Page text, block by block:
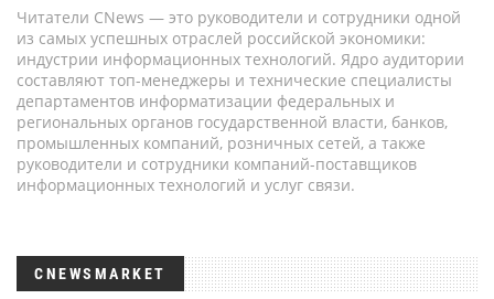
Читатели CNews — это руководители и сотрудники одной
из самых успешных отраслей российской экономики:
индустрии информационных технологий. Ядро аудитории
составляют топ-менеджеры и технические специалисты
департаментов информатизации федеральных и
региональных органов государственной власти, банков,
промышленных компаний, розничных сетей, а также
руководители и сотрудники компаний-поставщиков
информационных технологий и услуг связи.
CNEWSMARKET